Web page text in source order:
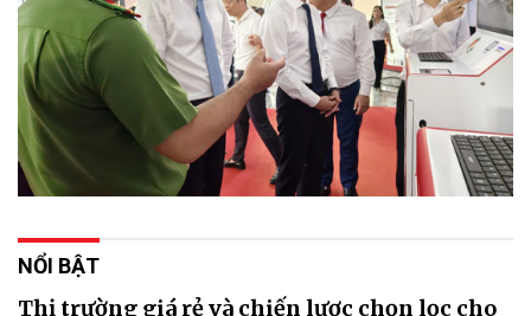
NỔI BẬT
Thị trường giá rẻ và chiến lược chọn lọc cho